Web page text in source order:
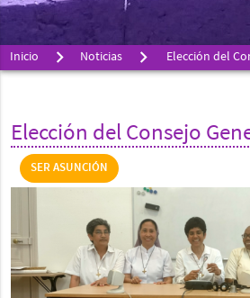
Inicio Noticias Elección del
Elección del Consejo
SER ASUNCIÓN